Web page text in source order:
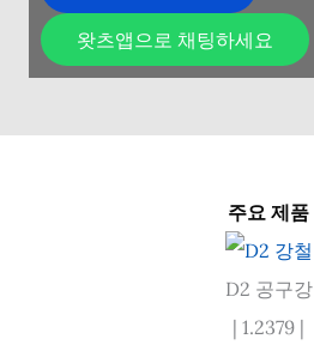
왓츠앱으로 채팅하세요
주요 제품
D2 공구강
| 1.2379 |